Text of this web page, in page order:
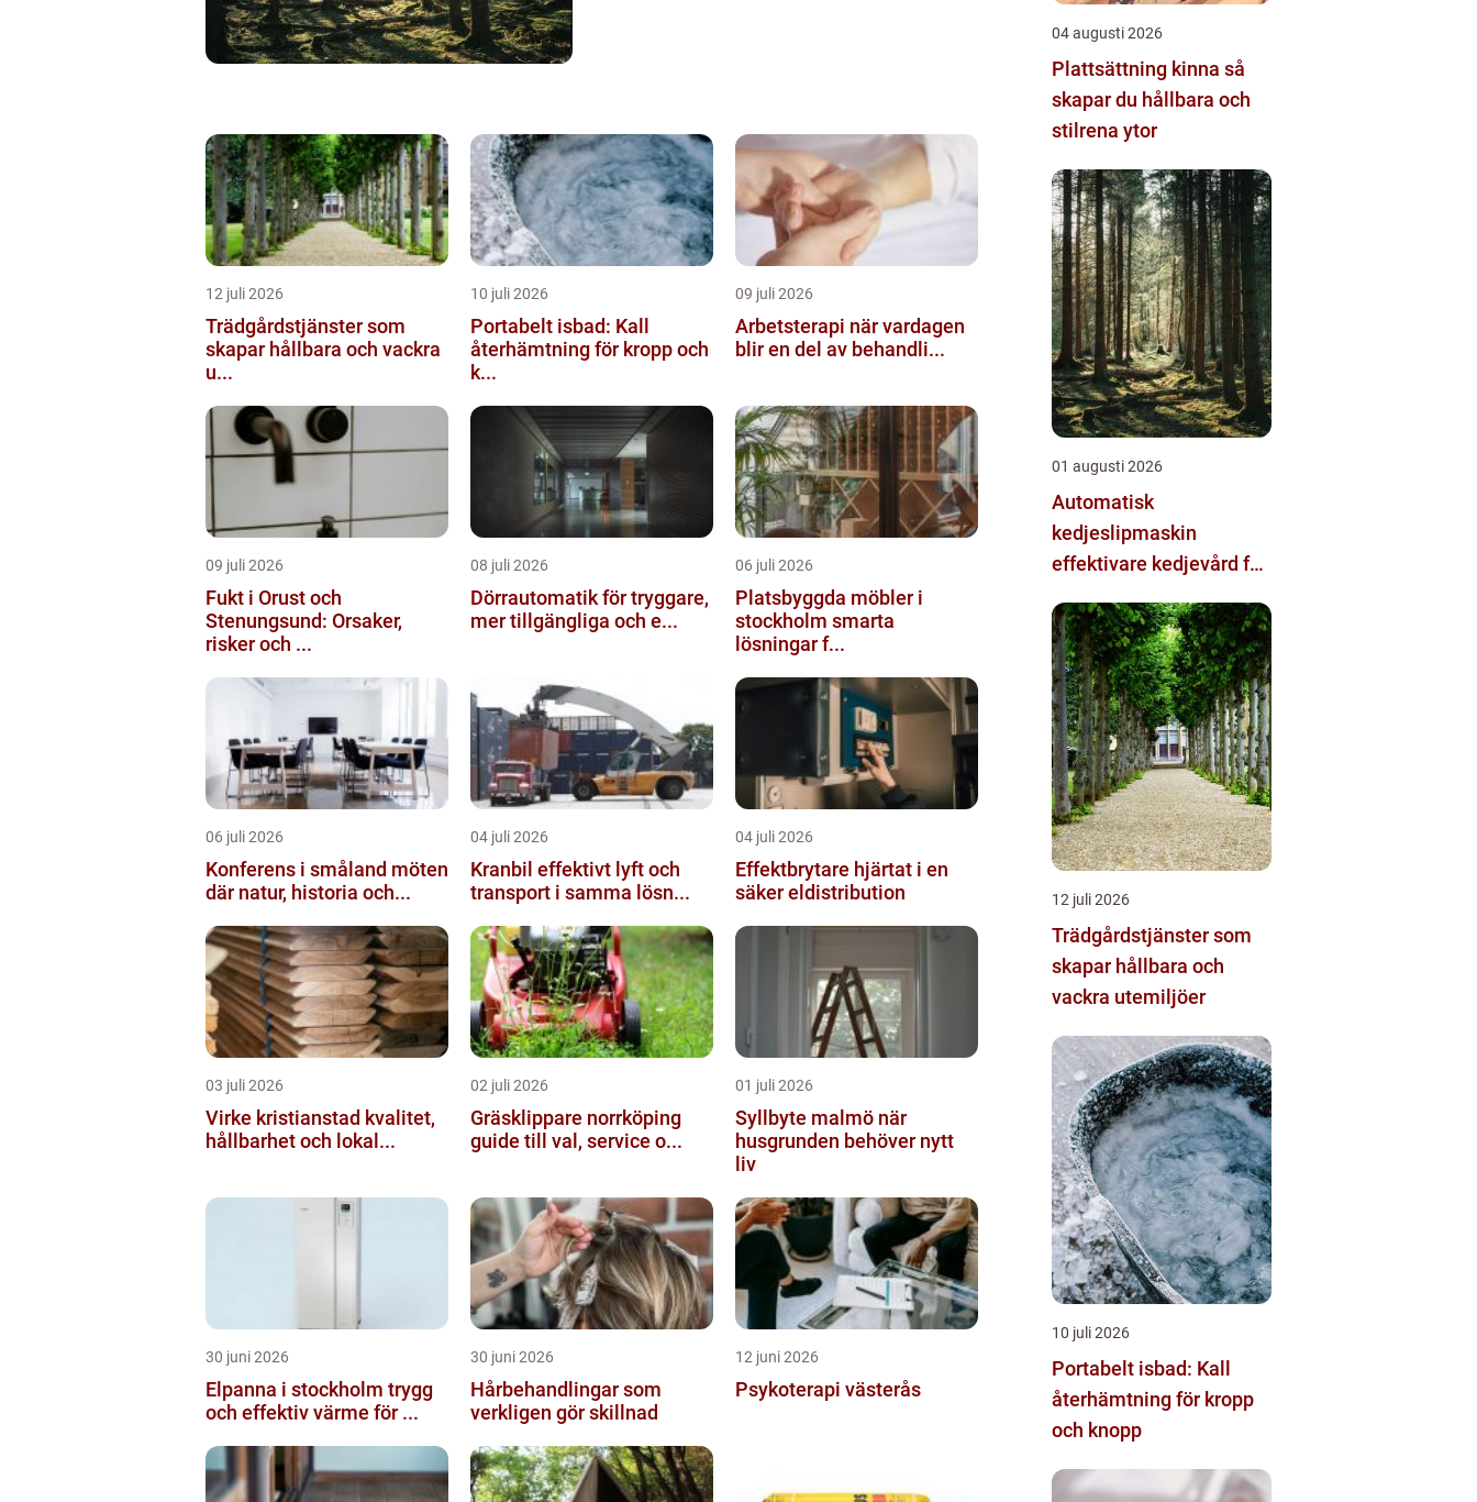
12 juli 2026
Trädgårdstjänster som
skapar hållbara och vackra
u...
10 juli 2026
Portabelt isbad: Kall
återhämtning för kropp och
k...
09 juli 2026
Arbetsterapi när vardagen
blir en del av behandli...
09 juli 2026
Fukt i Orust och
Stenungsund: Orsaker,
risker och ...
08 juli 2026
Dörrautomatik för tryggare,
mer tillgängliga och e...
06 juli 2026
Platsbyggda möbler i
stockholm smarta
lösningar f...
06 juli 2026
Konferens i småland möten
där natur, historia och...
04 juli 2026
Kranbil effektivt lyft och
transport i samma lösn...
04 juli 2026
Effektbrytare hjärtat i en
säker eldistribution
03 juli 2026
Virke kristianstad kvalitet,
hållbarhet och lokal...
02 juli 2026
Gräsklippare norrköping
guide till val, service o...
01 juli 2026
Syllbyte malmö när
husgrunden behöver nytt
liv
30 juni 2026
Elpanna i stockholm trygg
och effektiv värme för ...
30 juni 2026
Hårbehandlingar som
verkligen gör skillnad
12 juni 2026
Psykoterapi västerås
04 augusti 2026
Plattsättning kinna så
skapar du hållbara och
stilrena ytor
01 augusti 2026
Automatisk
kedjeslipmaskin
effektivare kedjevård för
12 juli 2026
Trädgårdstjänster som
skapar hållbara och
vackra utemiljöer
10 juli 2026
Portabelt isbad: Kall
återhämtning för kropp
och knopp